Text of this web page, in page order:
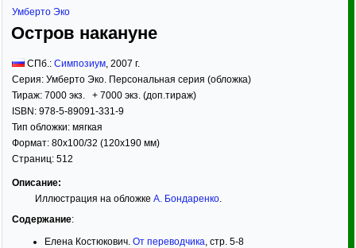
Умберто Эко
Остров накануне
СПб.: Симпозиум, 2007 г.
Серия: Умберто Эко. Персональная серия (обложка)
Тираж: 7000 экз. + 7000 экз. (доп.тираж)
ISBN: 978-5-89091-331-9
Тип обложки: мягкая
Формат: 80x100/32 (120x190 мм)
Страниц: 512
Описание:
Иллюстрация на обложке А. Бондаренко.
Содержание:
Елена Костюкович. От переводчика, стр. 5-8